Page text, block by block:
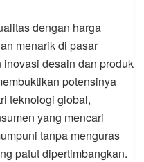
dengan harga
menarik di pasar
desain dan produk
potensinya
teknologi global,
yang mencari
tanpa menguras
patut dipertimbangkan.